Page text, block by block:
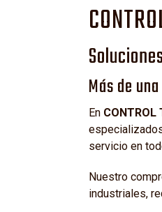
Más de
En CONTROL
servicio en
Nuestro
industriales,